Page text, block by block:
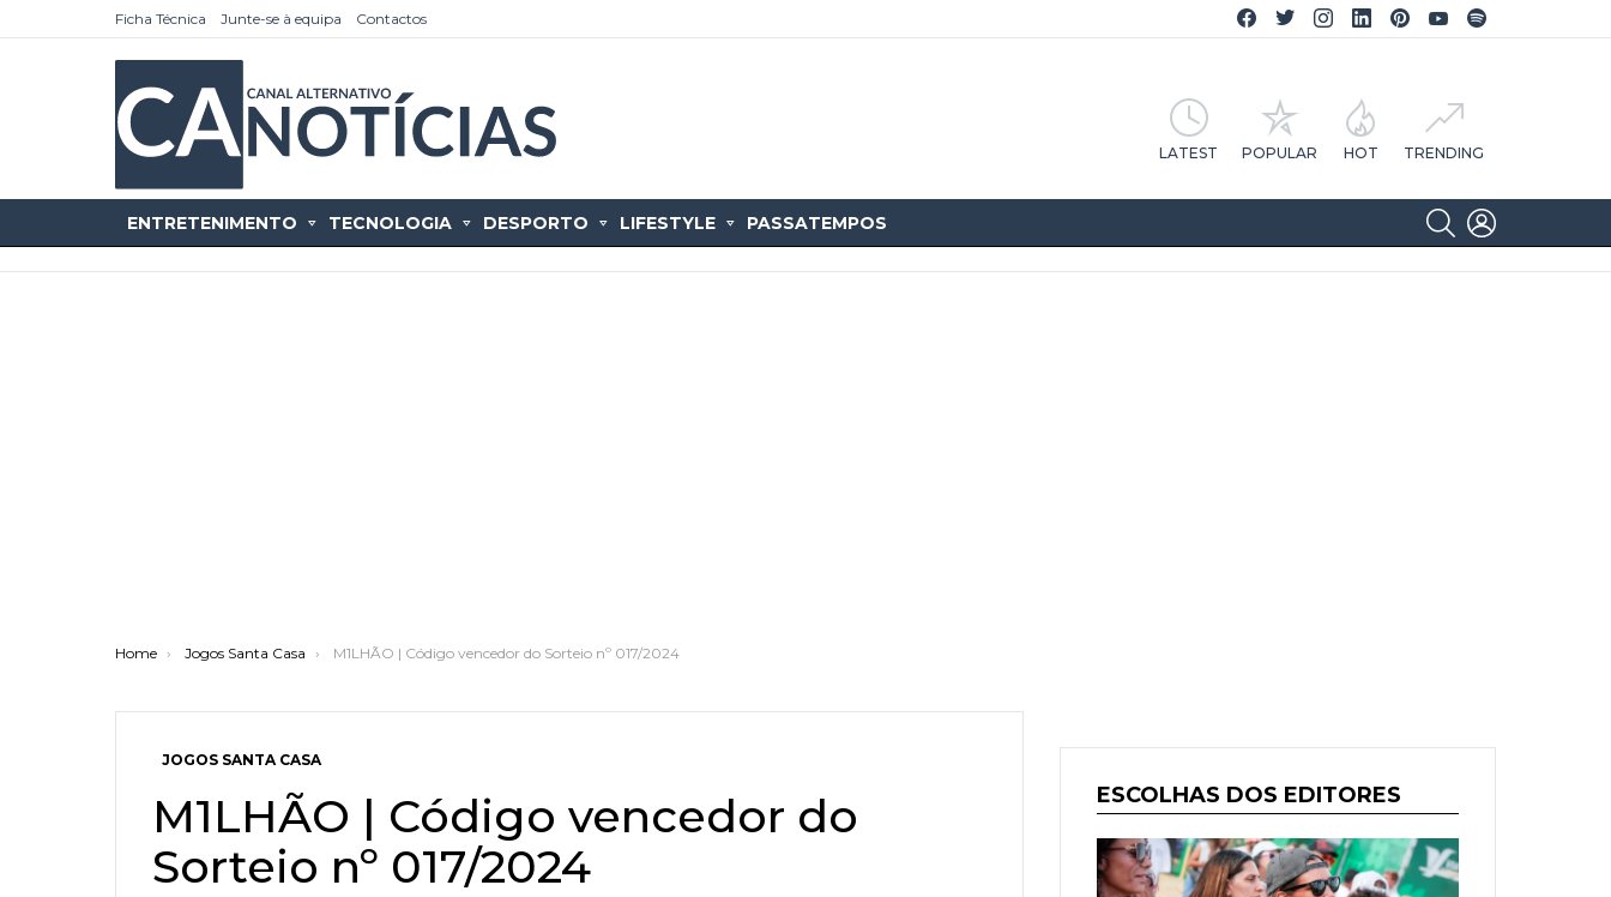
Ficha Técnica Junte-se à equipa Contactos
Facebook CA Notícias
Twitter CA Notícias
Instagram CA Notícias
Linkedin CA Notícias
Pinterest CA Notícias
YouTube CA Notícias
LATEST POPULAR HOT TRENDING
ENTRETENIMENTO TECNOLOGIA DESPORTO LIFESTYLE PASSATEMPOS
SEARCH
You are here:
Home Jogos Santa Casa M1LHÃO | Código vencedor do Sorteio nº 017/2024
JOGOS SANTA CASA
M1LHÃO | Código vencedor do
Sorteio nº 017/2024
ESCOLHAS DOS EDITORES